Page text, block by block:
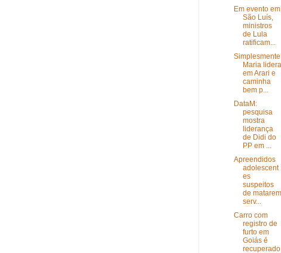
Em evento em
São Luís,
ministros
de Lula
ratificam...
Simplesmente
Maria lidera
em Arari e
caminha
bem p...
DataM:
pesquisa
mostra
liderança
de Didi do
PP em ...
Apreendidos
adolescent
es
suspeitos
de matarem
serv...
Carro com
registro de
furto em
Goiás é
recuperado